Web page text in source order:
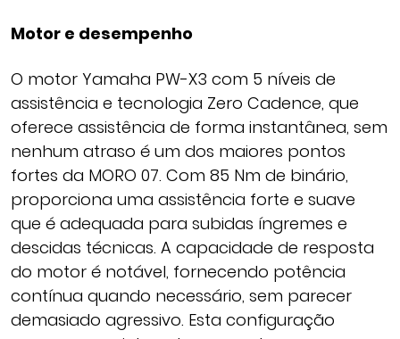
Motor e desempenho
O motor Yamaha PW-X3 com 5 níveis de
assistência e tecnologia Zero Cadence, que
oferece assistência de forma instantânea, sem
nenhum atraso é um dos maiores pontos
fortes da MORO 07. Com 85 Nm de binário,
proporciona uma assistência forte e suave
que é adequada para subidas íngremes e
descidas técnicas. A capacidade de resposta
do motor é notável, fornecendo potência
contínua quando necessário, sem parecer
demasiado agressivo. Esta configuração